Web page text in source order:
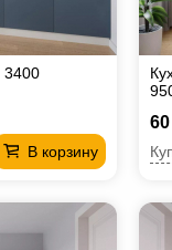
3400
В корзину